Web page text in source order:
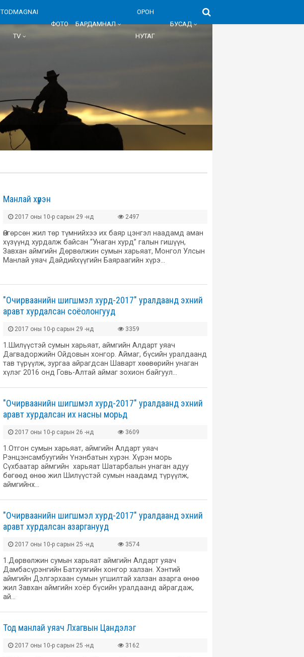
TODMAGNAI
TV
ФОТО БАРДАМНАЛ
ОРОН
НУТАГ
БУСАД
Манлай хүрэн
2017 оны 10-р сарын 29 -нд 2497
Өнгөрсөн жил төр түмнийхээ их баяр цэнгэл наадамд аман
хүзүүнд хурдалж байсан “Унаган хурд” галын гишүүн,
Завхан аймгийн Дөрвөлжин сумын харьяат, Монгол Улсын
Манлай уяач Дайдийхүүгийн Баяраагийн хүрэ…
"Очирваанийн шигшмэл хурд-2017" уралдаанд эхний
аравт хурдалсан соёолонгууд
2017 оны 10-р сарын 29 -нд 3359
1.Шилүүстэй сумын харьяат, аймгийн Алдарт уяач
Дагвадоржийн Ойдовын хонгор. Аймаг, бүсийн уралдаанд
тав түрүүлж, зургаа айрагдсан Шаварт хөөвөрийн унаган
хүлэг 2016 онд Говь-Алтай аймаг зохион байгуул…
"Очирваанийн шигшмэл хурд-2017" уралдаанд эхний
аравт хурдалсан их насны морьд
2017 оны 10-р сарын 26 -нд 3609
1.Отгон сумын харьяат, аймгийн Алдарт уяач
Рэнцэнсамбуугийн Үнэнбатын хүрэн. Хүрэн морь
Сүхбаатар аймгийн харьяат Шатарбалын унаган адуу
бөгөөд өнөө жил Шилүүстэй сумын наадамд түрүүлж,
аймгийнх…
"Очирваанийн шигшмэл хурд-2017" уралдаанд эхний
аравт хурдалсан азарганууд
2017 оны 10-р сарын 25 -нд 3574
1.Дөрвөлжин сумын харьяат аймгийн Алдарт уяач
Дамбасүрэнгийн Батхуягийн хонгор халзан. Хэнтий
аймгийн Дэлгэрхаан сумын угшилтай халзан азарга өнөө
жил Завхан аймгийн хоёр бүсийн уралдаанд айрагдаж,
ай…
Тод манлай уяач Лхагвын Цандэлэг
2017 оны 10-р сарын 25 -нд 3162